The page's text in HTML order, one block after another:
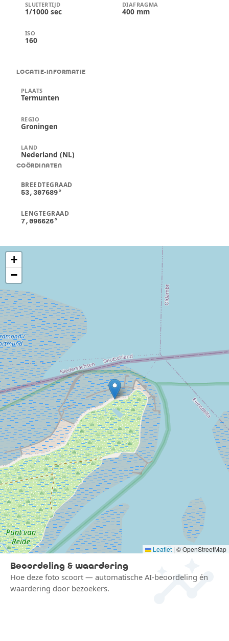
SLUITERTIJD
1/1000 sec
DIAFRAGMA
400 mm
ISO
160
LOCATIE-INFORMATIE
PLAATS
Termunten
REGIO
Groningen
LAND
Nederland (NL)
COÖRDINATEN
BREEDTEGRAAD
53,307689°
LENGTEGRAAD
7,096626°
+
−
Leaflet | © OpenStreetMap
insights
Beoordeling & waardering
Hoe deze foto scoort — automatische AI-beoordeling én
waardering door bezoekers.